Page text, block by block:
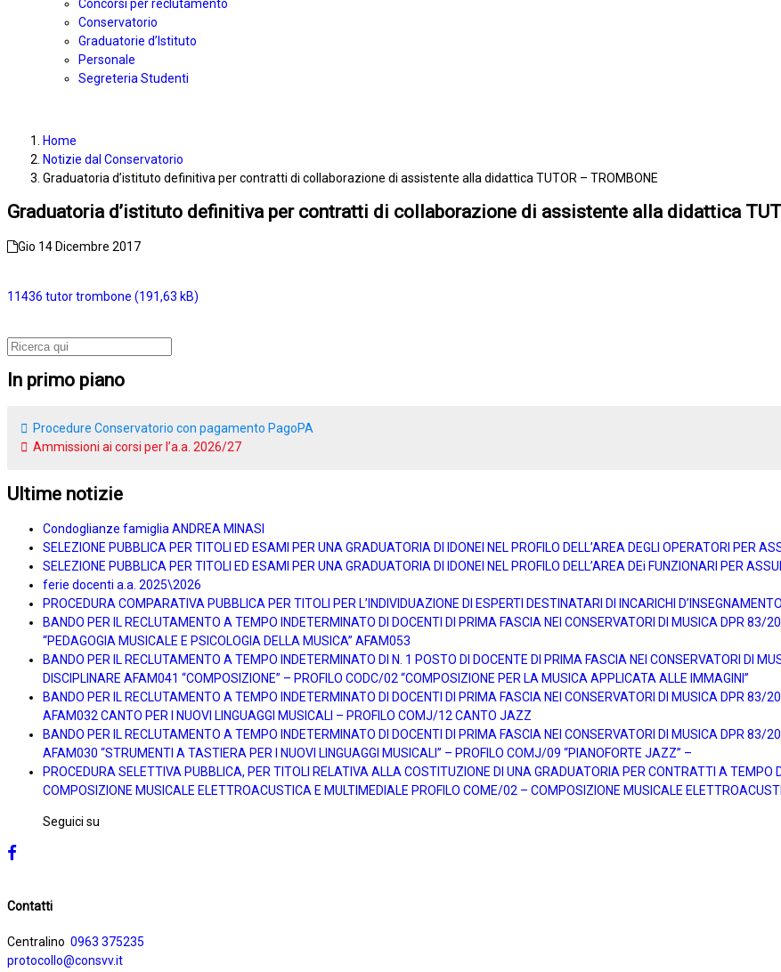
Concorsi per reclutamento
Conservatorio
Graduatorie d’Istituto
Personale
Segreteria Studenti
Home
Notizie dal Conservatorio
Graduatoria d’istituto definitiva per contratti di collaborazione di assistente alla didattica TUTOR – TROMBONE
Graduatoria d’istituto definitiva per contratti di collaborazione di assistente alla didattica
Gio 14 Dicembre 2017
11436 tutor trombone
In primo piano
Procedure Conservatorio con pagamento PagoPA
Ammissioni ai corsi per l’a.a. 2026/27
Ultime notizie
Condoglianze famiglia ANDREA MINASI
SELEZIONE PUBBLICA PER TITOLI ED ESAMI PER UNA GRADUATORIA DI IDONEI NEL PROFILO DELL’AREA DEGLI OPERATORI PER
SELEZIONE PUBBLICA PER TITOLI ED ESAMI PER UNA GRADUATORIA DI IDONEI NEL PROFILO DELL’AREA DEi FUNZIONARI PER
ferie docenti a.a. 2025\2026
PROCEDURA COMPARATIVA PUBBLICA PER TITOLI PER L’INDIVIDUAZIONE DI ESPERTI DESTINATARI DI INCARICHI D’INSEGNAMENTO
BANDO PER IL RECLUTAMENTO A TEMPO INDETERMINATO DI DOCENTI DI PRIMA FASCIA NEI CONSERVATORI DI MUSICA DPR
“PEDAGOGIA MUSICALE E PSICOLOGIA DELLA MUSICA” AFAM053
BANDO PER IL RECLUTAMENTO A TEMPO INDETERMINATO DI N. 1 POSTO DI DOCENTE DI PRIMA FASCIA NEI CONSERVATORI DI
DISCIPLINARE AFAM041 “COMPOSIZIONE” – PROFILO CODC/02 “COMPOSIZIONE PER LA MUSICA APPLICATA ALLE IMMAGINI”
BANDO PER IL RECLUTAMENTO A TEMPO INDETERMINATO DI DOCENTI DI PRIMA FASCIA NEI CONSERVATORI DI MUSICA DPR
AFAM032 CANTO PER I NUOVI LINGUAGGI MUSICALI – PROFILO COMJ/12 CANTO JAZZ
BANDO PER IL RECLUTAMENTO A TEMPO INDETERMINATO DI DOCENTI DI PRIMA FASCIA NEI CONSERVATORI DI MUSICA DPR
AFAM030 “STRUMENTI A TASTIERA PER I NUOVI LINGUAGGI MUSICALI” – PROFILO COMJ/09 “PIANOFORTE JAZZ” –
PROCEDURA SELETTIVA PUBBLICA, PER TITOLI RELATIVA ALLA COSTITUZIONE DI UNA GRADUATORIA PER CONTRATTI A
COMPOSIZIONE MUSICALE ELETTROACUSTICA E MULTIMEDIALE PROFILO COME/02 – COMPOSIZIONE MUSICALE
Seguici su
Contatti
Centralino 0963 375235
protocollo@consvv.it